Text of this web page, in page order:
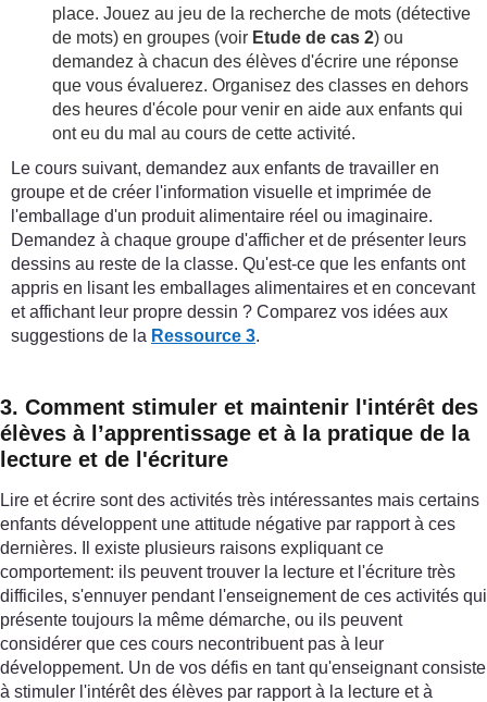
place. Jouez au jeu de la recherche de mots (détective
de mots) en groupes (voir Etude de cas 2) ou
demandez à chacun des élèves d'écrire une réponse
que vous évaluerez. Organisez des classes en dehors
des heures d'école pour venir en aide aux enfants qui
ont eu du mal au cours de cette activité.
Le cours suivant, demandez aux enfants de travailler en
groupe et de créer l'information visuelle et imprimée de
l'emballage d'un produit alimentaire réel ou imaginaire.
Demandez à chaque groupe d'afficher et de présenter leurs
dessins au reste de la classe. Qu'est-ce que les enfants ont
appris en lisant les emballages alimentaires et en concevant
et affichant leur propre dessin ? Comparez vos idées aux
suggestions de la Ressource 3.
3. Comment stimuler et maintenir l'intérêt des
élèves à l’apprentissage et à la pratique de la
lecture et de l'écriture
Lire et écrire sont des activités très intéressantes mais certains
enfants développent une attitude négative par rapport à ces
dernières. Il existe plusieurs raisons expliquant ce
comportement: ils peuvent trouver la lecture et l'écriture très
difficiles, s'ennuyer pendant l'enseignement de ces activités qui
présente toujours la même démarche, ou ils peuvent
considérer que ces cours necontribuent pas à leur
développement. Un de vos défis en tant qu'enseignant consiste
à stimuler l'intérêt des élèves par rapport à la lecture et à